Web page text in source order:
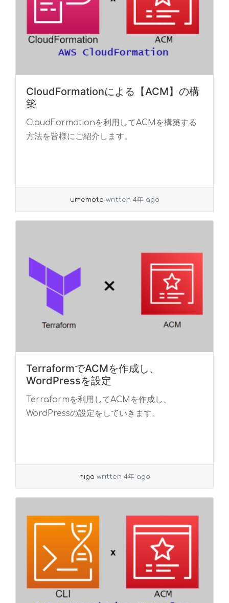
CloudFormationによる【ACM】の構
築
CloudFormationを利用してACMを構築する
方法を皆様にご紹介します。
umemoto written 4年 ago
TerraformでACMを作成し、
WordPressを設定
Terraformを利用してACMを作成し、
WordPressの設定をしていきます。
higa written 4年 ago